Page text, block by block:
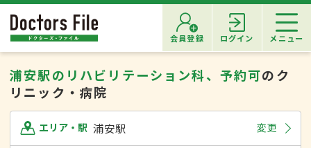
会員登録 ログイン メニュー
浦安駅のリハビリテーション科、予約可のク
リニック・病院
エリア・駅 浦安駅 変更